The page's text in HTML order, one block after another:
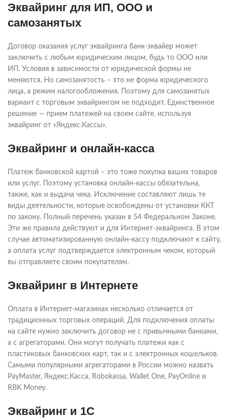
Эквайринг для ИП, ООО и
самозанятых
Договор оказания услуг эквайринга банк-эквайер может
заключить с любым юридическим лицом, будь то ООО или
ИП. Условия в зависимости от юридической формы не
меняются. Но самозанятость – это не форма юридического
лица, а режим налогообложения. Поэтому для самозанятых
вариант с торговым эквайрингом не подходит. Единственное
решение — прием платежей на своем сайте, используя
эквайринг от «Яндекс.Кассы».
Эквайринг и онлайн-касса
Платеж банковской картой – это тоже покупка ваших товаров
или услуг. Поэтому установка онлайн-кассы обязательна,
также, как и выдача чека. Исключение составляют лишь те
виды деятельности, которые освобождены от установки ККТ
по закону. Полный перечень указан в 54 Федеральном Законе.
Эти же правила действуют и для Интернет-эквайринга. В этом
случае автоматизированную онлайн-кассу подключают к сайту,
а оплата услуг подтверждается электронным чеком, который
вы отправляете своим покупателям.
Эквайринг в Интернете
Оплата в Интернет-магазинах несколько отличается от
традиционных торговых операций. Для подключения оплаты
на сайте нужно заключить договор не с привычными банками,
а с агрегаторами. Они могут получать платежи как с
пластиковых банковских карт, так и с электронных кошельков.
Самыми популярными агрегаторами в России можно назвать
PayMaster, Яндекс.Касса, Robokassa, Wallet One, PayOnline и
RBK Money.
Эквайринг и 1C